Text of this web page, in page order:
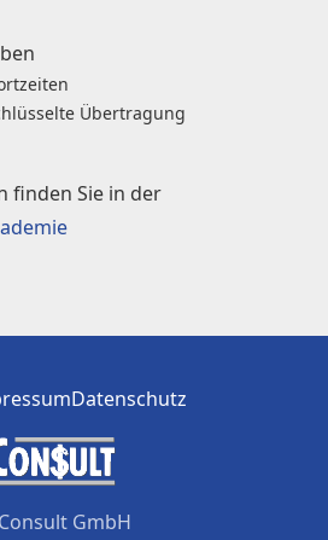
verwenden
Übertragung
finden Sie in der
GmbH
Datenschutz